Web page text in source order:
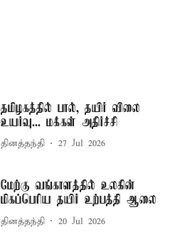
தமிழகத்தில் பால், தயிர் விலை
உயர்வு... மக்கள் அதிர்ச்சி
தினத்தந்தி 27 Jul 2026
மேற்கு வங்காளத்தில் உலகின்
மிகப்பெரிய தயிர் உற்பத்தி ஆலை
தினத்தந்தி 20 Jul 2026